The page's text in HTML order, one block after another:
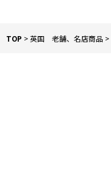
TOP >英国 老舗、名店商品 >